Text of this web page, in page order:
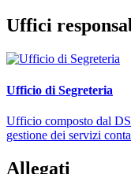
Uffici
Ufficio di Segreteria
Ufficio composto dal
gestione dei servizi
Allegati